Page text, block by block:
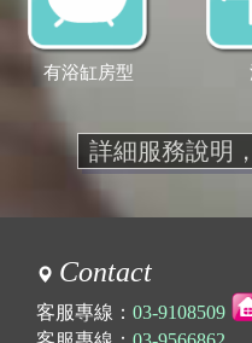
有浴缸房型
詳細服務說明
Contact
客服專線： 03-9108509